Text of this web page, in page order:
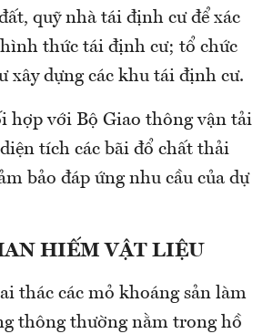
quỹ nhà tái định cư để xác
thức tái định cư; tổ chức
xây dựng các khu tái định cư.
hợp với Bộ Giao thông vận tải
tích các bãi đổ chất thải
bảo đáp ứng nhu cầu của dự
HIẾM VẬT LIỆU
thác các mỏ khoáng sản làm
thông thường nằm trong hồ